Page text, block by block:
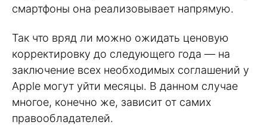
смартфоны она реализовывает напрямую.
Так что вряд ли можно ожидать ценовую
корректировку до следующего года — на
заключение всех необходимых соглашений у
Apple могут уйти месяцы. В данном случае
многое, конечно же, зависит от самих
правообладателей.